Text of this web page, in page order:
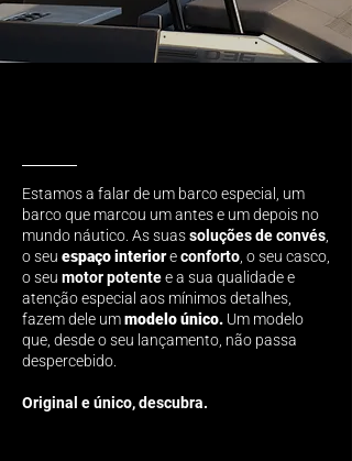
Estamos a falar de um barco especial, um
barco que marcou um antes e um depois no
mundo náutico. As suassoluções de convés
o seu espaço interioreconforto , o seu casco,
o seu motor potentee a sua qualidade e
atenção especial aos mínimos detalhes,
fazem dele ummodelo único. Um modelo
que, desde o seu lançamento, não passa
despercebido.
Original e único, descubra.